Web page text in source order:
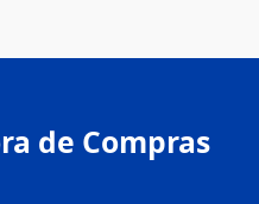
de Compras